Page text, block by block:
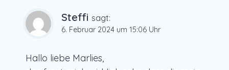
Steffi sagt:
6. Februar 2024 um 15:06 Uhr
Hallo liebe Marlies,